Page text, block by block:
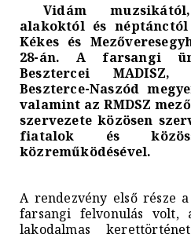
Vidám
alakoktól és
Kékes és
28-án. A farsangi
Besztercei MADISZ,
Beszterce-Naszód
valamint az RMDSZ
szervezete közösen
fiatalok és
közreműködésével.
A rendezvény első része
farsangi felvonulás volt,
lakodalmas